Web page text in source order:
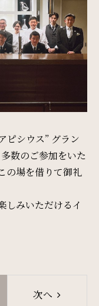
ピシウス” グラン
数のご参加をいた
の場を借りて御礼
しみいただけるイ
次へ